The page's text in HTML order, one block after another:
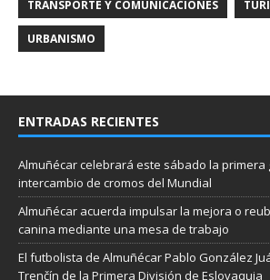
TRANSPORTE Y COMUNICACIONES
URBANISMO
ENTRADAS RECIENTES
Almuñécar celebrará este sábado la
intercambio de cromos del Mundial
Almuñécar acuerda impulsar la mejora o
canina mediante una mesa de trabajo
El futbolista de Almuñécar Pablo González
Trenčín de la Primera División de Eslovaquia